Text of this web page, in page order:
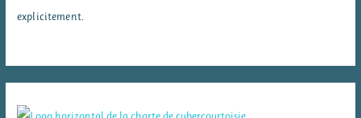
explicitement.